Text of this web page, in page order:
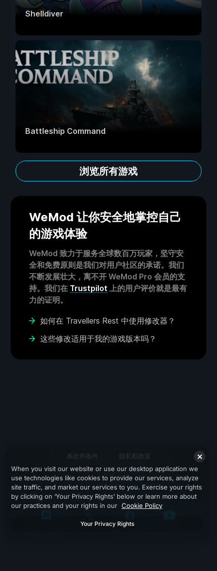
Shelldiver
Battleship Command
浏览所有游戏
WeMod 让你安全地掌控自己
的游戏体验
WeMod 致力于服务全球数百万玩家，坚守安
全和免费原则是我们对用户社区的承诺。我们
不断发展壮大，离不开 WeMod Pro 会员的支
持。我们在 Trustpilot 上的用户评价就是最有
力的证明。
如何在 Travellers Rest 中使用修改器？
这些修改适用于我的游戏版本吗？
条款和条件 隐私权政策
支持
When you visit our website or use our desktop application we
use technologies like cookies to provide our services, analyze
site traffic, and market our services to you. Exercise your rights
by clicking on ‘Your Privacy Rights’ below or learn more about
our practices and your rights in our Cookie Policy
Your Privacy Rights